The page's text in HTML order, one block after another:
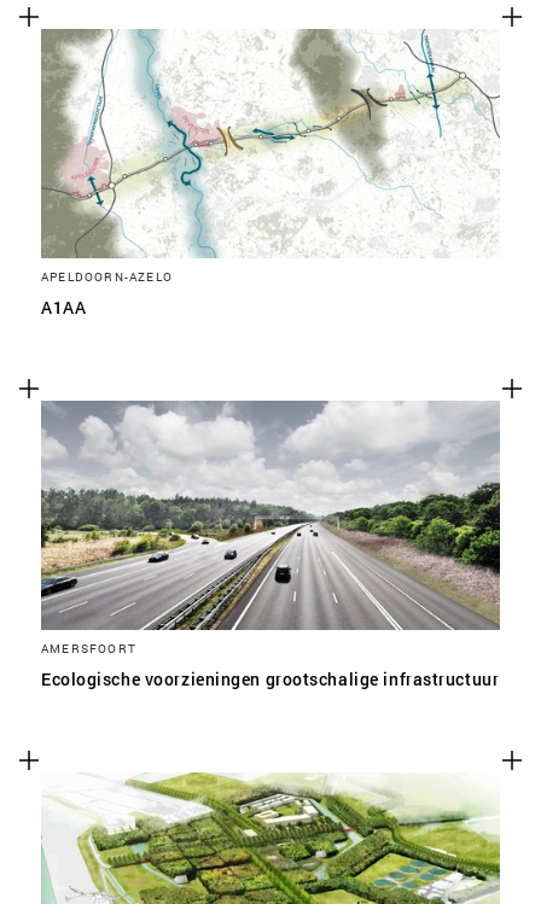
APELDOORN-AZELO
A1AA
AMERSFOORT
Ecologische voorzieningen grootschalige infrastructuur